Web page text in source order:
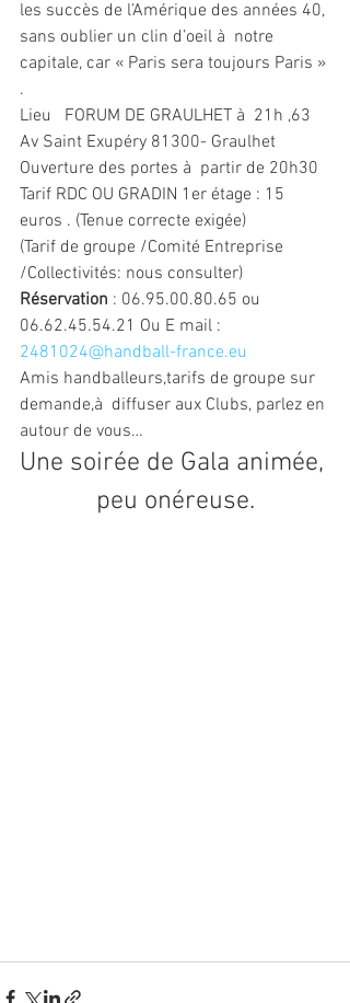
les succès de l’Amérique des années 40,
sans oublier un clin d’oeil à  notre
capitale, car « Paris sera toujours Paris »
.
Lieu   FORUM DE GRAULHET à  21h ,63
Av Saint Exupéry 81300- Graulhet
Ouverture des portes à  partir de 20h30
Tarif RDC OU GRADIN 1er étage : 15
euros . (Tenue correcte exigée)
(Tarif de groupe /Comité Entreprise
/Collectivités: nous consulter)
Réservation : 06.95.00.80.65 ou
06.62.45.54.21 Ou E mail :
2481024@handball-france.eu
Amis handballeurs,tarifs de groupe sur
demande,à  diffuser aux Clubs, parlez en
autour de vous…
Une soirée de Gala animée,
peu onéreuse.